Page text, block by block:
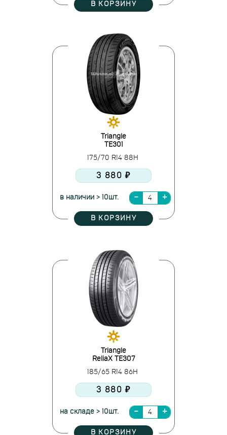
В КОРЗИНУ
Triangle
TE301
175/70 R14 88H
3 880 ₽
в наличии > 10шт.
В КОРЗИНУ
Triangle
ReliaX TE307
185/65 R14 86H
3 880 ₽
на складе > 10шт.
В КОРЗИНУ